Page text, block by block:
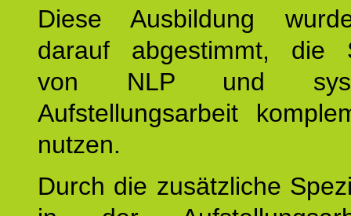
Diese Ausbildung
darauf abgestimmt, die
von NLP und
Aufstellungsarbeit
nutzen.
Durch die zusätzliche